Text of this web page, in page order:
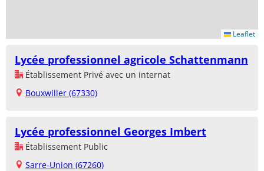
Leaflet
Lycée professionnel agricole Schattenmann
Établissement Privé avec un internat
Bouxwiller (67330)
Lycée professionnel Georges Imbert
Établissement Public
Sarre-Union (67260)